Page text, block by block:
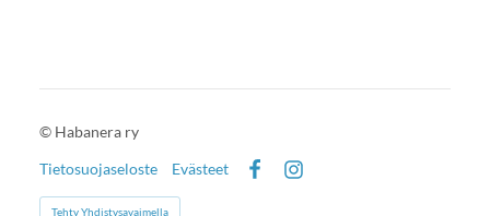
© Habanera ry
Tietosuojaseloste
Evästeet
Tehty Yhdistysavaimella